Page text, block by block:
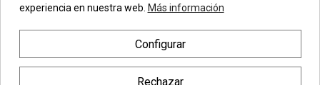
Regístrate en nuestra Newsletter
Newsletter
experiencia en nuestra web. Más información
Configurar
Rechazar